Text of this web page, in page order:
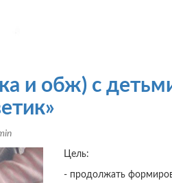
и обж) с
Цель:
- продолжать